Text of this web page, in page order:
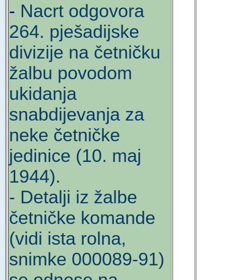
- Nacrt odgovora
264. pješadijske
divizije na četničku
žalbu povodom
ukidanja
snabdijevanja za
neke četničke
jedinice (10. maj
1944).
- Detalji iz žalbe
četničke komande
(vidi ista rolna,
snimke 000089-91)